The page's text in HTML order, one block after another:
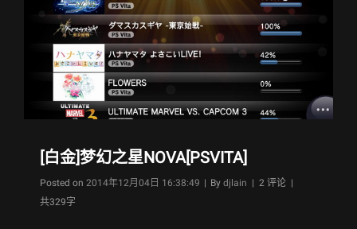
SIGN-
[PS3]
[白金]梦幻之星NOVA[PSVITA]
Posted on 2014年12月04日 16:38:49 | By Byline
djlain | 2 评论 |
共329字